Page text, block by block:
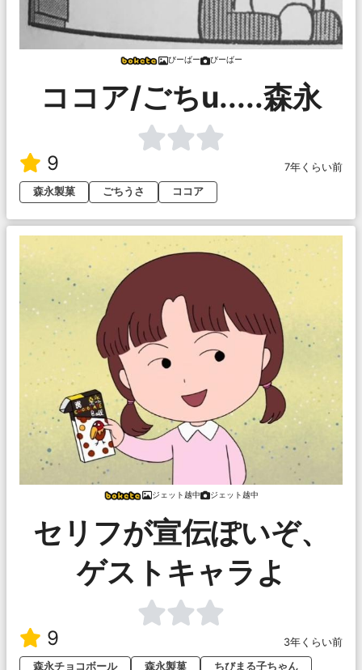
びーばー びーばー
ココア/ごちu.....森永
9
7年くらい前
森永製菓
ごちうさ ココア
ジェット越中 ジェット越中
セリフが宣伝ぽいぞ、
ゲストキャラよ
9
3年くらい前
森永チョコボール
森永製菓 ちびまる子ちゃん